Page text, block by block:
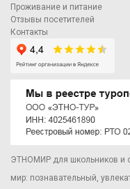
Проживание и питание
Отзывы посетителей
Контакты
ЭТНОМИР для школьников и
мир: познавательный,